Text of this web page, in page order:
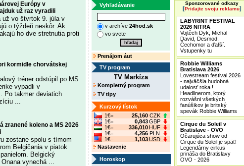
Európy v
už raz vyradili
už vo štvrtok 9. júla v
o týždeň neskôr. Ak
ho dve stretnutia proti
kormidle chorvátskej
tréner odstúpil po MS
vypadli v
Po takmer deviatich
...
zranené koleno a MS 2026
zostane spolu s tímom
Belgičania v piatok
Belgický
vynechá ...
Vyhľadávanie
v archíve 24hod.sk
vo svete
Prenájom áut
TV program
TV Markíza
Kompletný program
TV tipy
Kurzový lístok
1€=
25,160 CZK
1€=
0,843GBP
1€=
336,010HUF
1€=
4,256 PLN
1€=
1,103USD
Nastavenie
Horoskop
Sponzorované odkazy
[Pridajte svoju reklamu]
LABYRINT FESTIVAL
2026 NITRA
Vojtěch Dyk, Michal
David, Desmod,
Čechomor a ďaľší.
Vstupenky tu
Robbie Williams
Bratislava 2026
Lovestream festival 2026
- najväčšia hudobná
udalosť roka !
Headlinerom, ktorý
rozvášni všetkých
fanúšikov je britský
spevák Robbie Williams
Cirque du Soleil v
Bratislave - OVO
Očarujúca show od
Cirque du Soleil je späť!
Legendárny cirkus
prináša do Bratislavy
OVO - 2026